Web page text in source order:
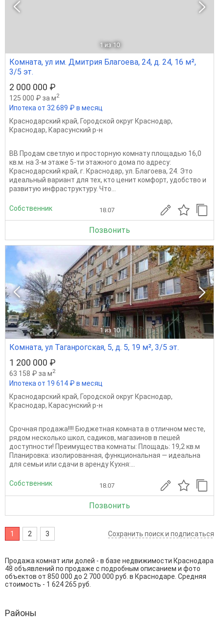
1 из 10
Комната, ул им. Дмитрия Благоева, 24, д. 24, 16 м²,
3/5 эт.
2 000 000 ₽
125 000 ₽ за м2
Ипотека от 32 689 ₽ в месяц
Краснодарский край, Городской округ Краснодар,
Краснодар, Карасунский р-н
ВВ Продам светлую и просторную комнату площадью 16,0
кв.м. на 3-м этаже 5-ти этажного дома по адресу:
Краснодарский край, г. Краснодар, ул. Благоева, 24. Это
идеальный вариант для тех, кто ценит комфорт, удобство и
развитую инфраструктуру. Что...
Собственник 18.07
Позвонить
1 из 10
Комната, ул Таганрогская, 5, д. 5, 19 м², 3/5 эт.
1 200 000 ₽
63 158 ₽ за м2
Ипотека от 19 614 ₽ в месяц
Краснодарский край, Городской округ Краснодар,
Краснодар, Карасунский р-н
Срочная продажа!!!! Бюджетная комната в отличном месте,
рядом несколько школ, садиков, магазинов в пешей
доступности! Преимущества комнаты: Площадь: 19,2 кв.м
Планировка: изолированная, функциональная — идеальна
для семьи или сдачи в аренду Кухня:...
Собственник 18.07
Позвонить
1 2 3 Сохранить поиск и подписаться
Продажа комнат или долей - в базе недвижимости Краснодара
48 объявлений по продаже с подробным описанием и фото
объектов от 850 000 до 2 700 000 руб. в Краснодаре. Средняя
стоимость - 1 624 265 руб.
Районы